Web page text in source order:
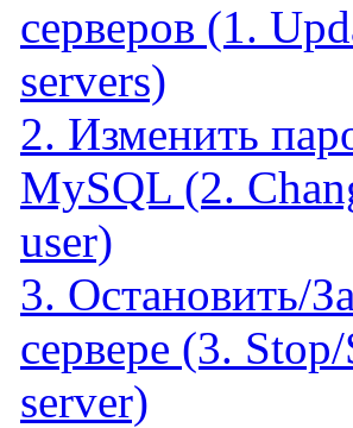
серверов (1.
servers)
2. Изменить
MySQL (2.
user)
3. Остановить/
сервере (3.
server)